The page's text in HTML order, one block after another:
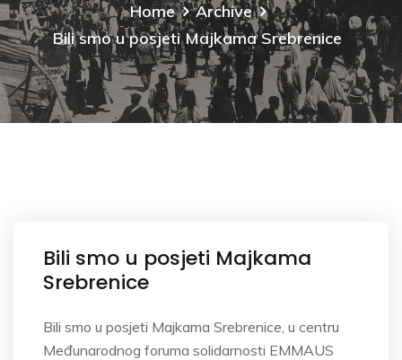
Home
Archive
Bili smo u posjeti Majkama Srebrenice
Bili smo u posjeti Majkama
Srebrenice
Bili smo u posjeti Majkama Srebrenice, u centru
Međunarodnog foruma solidarnosti EMMAUS